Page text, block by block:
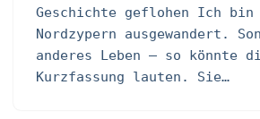
Geschichte geflohen Ich bin
Nordzypern ausgewandert.
anderes Leben – so könnte
Kurzfassung lauten. Sie…